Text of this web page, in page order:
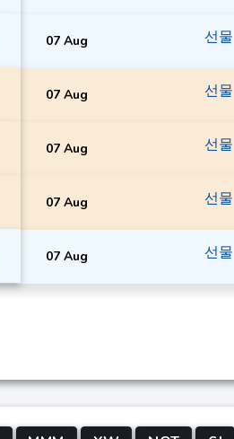
07 Aug 선물
07 Aug 선물
07 Aug 선물
07 Aug 선물
07 Aug 선물